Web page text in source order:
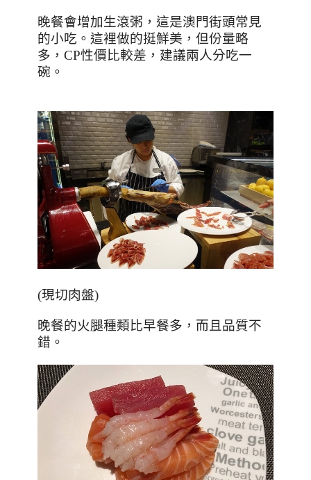
晚餐會增加生滾粥，這是澳門街頭常見
的小吃。這裡做的挺鮮美，但份量略
多， CP性價比較差，建議兩人分吃一
碗。
(現切肉盤)
晚餐的火腿種類比早餐多，而且品質不
錯。